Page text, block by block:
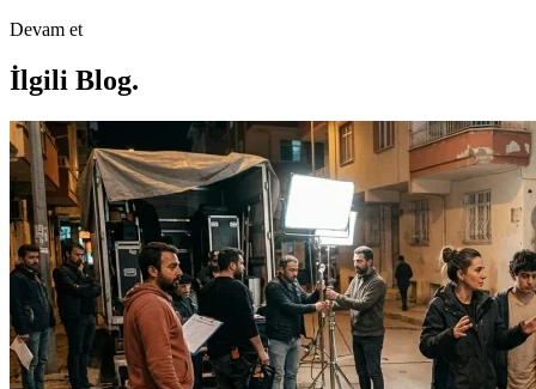
Devam et
İlgili Blog.